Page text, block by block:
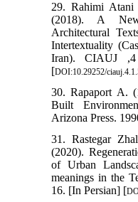
29. Rahimi
(2018). A
Architectural
Intertextuality
Iran). CIAUJ
[DOI:10.29252/
30. Rapaport A.
Built
Arizona Press.
31. Rastegar
(2020).
of Urban
meanings in the
16. [In Persian] [